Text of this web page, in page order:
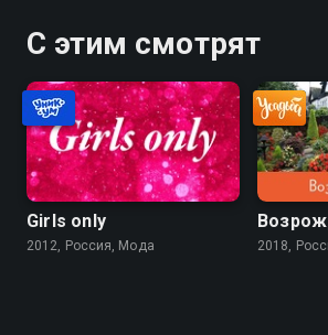
С этим смотрят
Girls only
2012, Россия, Мода 2018,